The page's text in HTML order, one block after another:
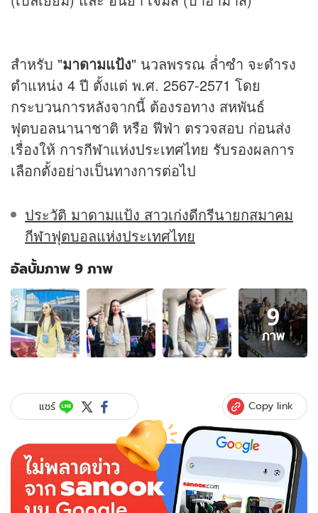
สำหรับ "มาดามแป้ง" นวลพรรณ ล่ำซำ จะดำรง
ตำแหน่ง 4 ปี ตั้งแต่ พ.ศ. 2567-2571 โดย
กระบวนการหลังจากนี้ ต้องรอทาง สหพันธ์
ฟุตบอลนานาชาติ หรือ ฟีฟ่า ตรวจสอบ ก่อนส่ง
เรื่องให้ การกีฬาแห่งประเทศไทย รับรองผลการ
เลือกตั้งอย่างเป็นทางการต่อไป
ประวัติ มาดามแป้ง สาวเก่งดีกรีนายกสมาคม
กีฬาฟุตบอลแห่งประเทศไทย
อัลบั้มภาพ 9 ภาพ
อัลบั้ม
ภาพ
9
ภาพ
ของ
คน
แรก
เอเชีย!
"มาดาม
แป้ง"
ชนะ
เลือก
9
ภาพ
แชร์ Copy link